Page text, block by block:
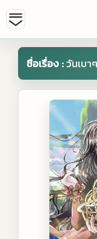
ชื่อเรื่อง :วันเบา